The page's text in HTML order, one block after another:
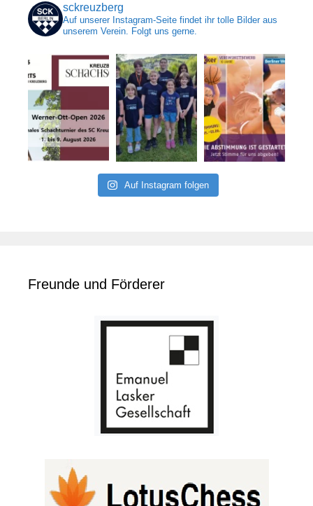
sckreuzberg
Auf unserer Instagram-Seite findet ihr tolle Bilder aus
unserem Verein. Folgt uns gerne.
Auf Instagram folgen
Freunde und Förderer